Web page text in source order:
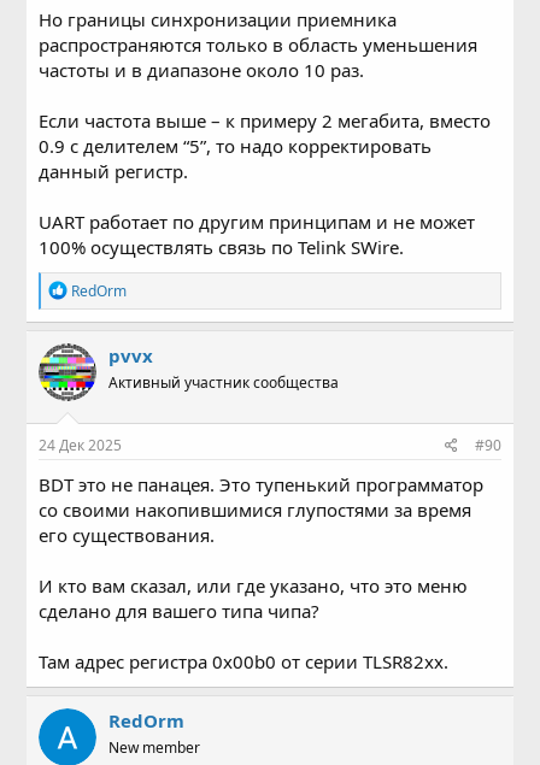
Но границы синхронизации приемника
распространяются только в область уменьшения
частоты и в диапазоне около 10 раз.
Если частота выше – к примеру 2 мегабита, вместо
0.9 с делителем “5”, то надо корректировать
данный регистр.
UART работает по другим принципам и не может
100% осуществлять связь по Telink SWire.
Р
е
а
к
ц
и
и
:
RedOrm
pvvx
Активный участник сообщества
24 Дек 2025 #90
BDT это не панацея. Это тупенький программатор
со своими накопившимися глупостями за время
его существования.
И кто вам сказал, или где указано, что это меню
сделано для вашего типа чипа?
Там адрес регистра 0x00b0 от серии TLSR82xx.
RedOrm
New member